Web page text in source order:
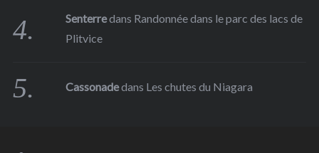
Senterredans Randonnée dans le parc des lacs de
Plitvice
Cassonadedans Les chutes du Niagara